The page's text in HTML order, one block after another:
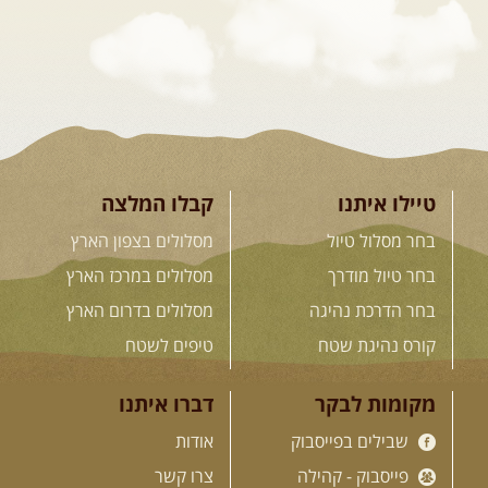
[המשך]
הקווקז הגבוה מחכה לכם: נתיבי שטח
מרהיבים, פסגות מושלגות, אירוח ...
[המשך]
23-29.09.2026 - סוכות – טיול
ג'יפים גאורגיה: שטח פראי, לב
פתוח
בין רכס הקווקז הנמוך לגבוה, בין נהרות
שוצפים למעברי הרים ...[המשך]
לכל המסעות בעולם
טיילו איתנו
בחר מסלול טיול
בחר טיול מודרך
בחר הדרכת נהיגה
קורס נהיגת שטח
קבלו המלצה
מסלולים בצפון הארץ
מסלולים במרכז הארץ
מסלולים בדרום הארץ
טיפים לשטח
מקומות לבקר
שבילים בפייסבוק
פייסבוק - קהילה
דברו איתנו
אודות
צרו קשר